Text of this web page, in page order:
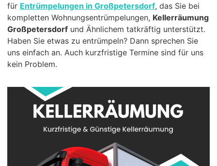
für Entrümpelungen in Großpetersdorf, das Sie bei
kompletten Wohnungsentrümpelungen, Kellerräumung
Großpetersdorf und Ähnlichem tatkräftig unterstützt.
Haben Sie etwas zu entrümpeln? Dann sprechen Sie
uns einfach an. Auch kurzfristige Termine sind für uns
kein Problem.